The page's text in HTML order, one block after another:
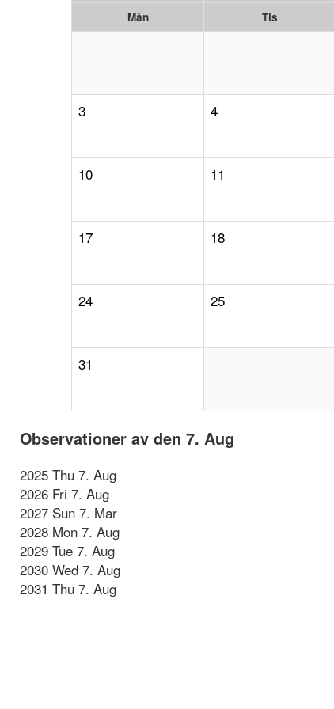
Mån
Tis
3 4
10 11
17 18
24 25
31
Observationer av den 7. Aug
2025 Thu 7. Aug
2026 Fri 7. Aug
2027 Sun 7. Mar
2028 Mon 7. Aug
2029 Tue 7. Aug
2030 Wed 7. Aug
2031 Thu 7. Aug